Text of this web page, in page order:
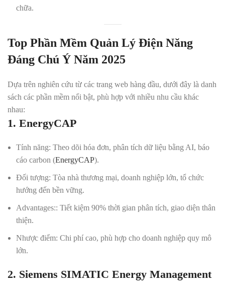
chữa.
Top Phần Mềm Quản Lý Điện Năng
Đáng Chú Ý Năm 2025
Dựa trên nghiên cứu từ các trang web hàng đầu, dưới đây là danh
sách các phần mềm nổi bật, phù hợp với nhiều nhu cầu khác
nhau:
1. EnergyCAP
Tính năng: Theo dõi hóa đơn, phân tích dữ liệu bằng AI, báo
cáo carbon (EnergyCAP).
Đối tượng: Tòa nhà thương mại, doanh nghiệp lớn, tổ chức
hướng đến bền vững.
Advantages:: Tiết kiệm 90% thời gian phân tích, giao diện thân
thiện.
Nhược điểm: Chi phí cao, phù hợp cho doanh nghiệp quy mô
lớn.
2. Siemens SIMATIC Energy Management